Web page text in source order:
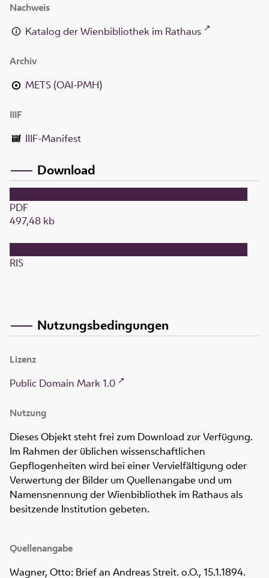
Nachweis
Katalog der Wienbibliothek im Rathaus
Archiv
METS (OAI-PMH)
IIIF
IIIF-Manifest
Download
PDF
497,48 kb
RIS
Nutzungsbedingungen
Lizenz
Public Domain Mark 1.0
Nutzung
Dieses Objekt steht frei zum Download zur Verfügung.
Im Rahmen der üblichen wissenschaftlichen
Gepflogenheiten wird bei einer Vervielfältigung oder
Verwertung der Bilder um Quellenangabe und um
Namensnennung der Wienbibliothek im Rathaus als
besitzende Institution gebeten.
Quellenangabe
Wagner, Otto: Brief an Andreas Streit. o.O., 15.1.1894.